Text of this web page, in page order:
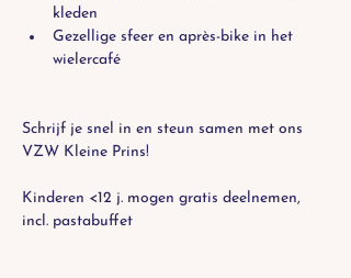
kleden
Gezellige sfeer en après-bike in het
wielercafé
Schrijf je snel in en steun samen met ons
VZW Kleine Prins!
Kinderen <12 j. mogen gratis deelnemen,
incl. pastabuffet